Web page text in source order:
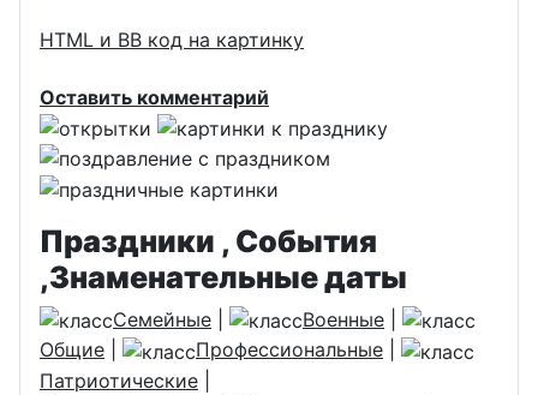
HTML и BB код на картинку
Оставить комментарий
Праздники , События
,Знаменательные даты
Семейные Военные
Общие
Профессиональные
Патриотические